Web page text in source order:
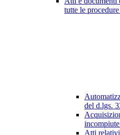
tutte le procedure
del d.lgs.
Atti